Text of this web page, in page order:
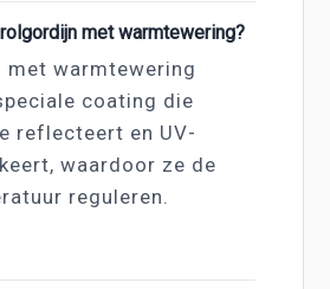
met warmtewering?
met warmtewering
coating die
reflecteert en UV-
waardoor ze de
reguleren.